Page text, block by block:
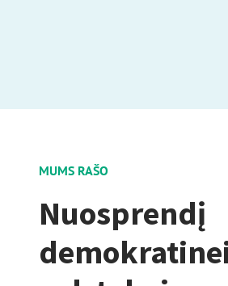
MUMS RAŠO
Nuosprendį